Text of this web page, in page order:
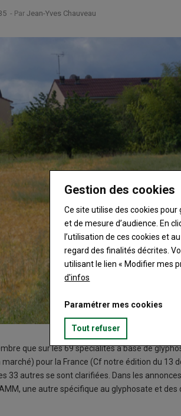
- Par Jean-Yves Chauveau
que sur les 69 spécialités à base de
pour la France (Cf notre édition du 13
33 autres se sont clarifiées. Dans les
une autre spécifique au glyphosate et
Gestion des cookies
Ce site utilise des cookies
et de mesure d’audience. En
l’utilisation de ces cookies et
regard des finalités décrites.
utilisant le lien « Modifier mes
d'infos
Paramétrer mes cookies
Tout refuser